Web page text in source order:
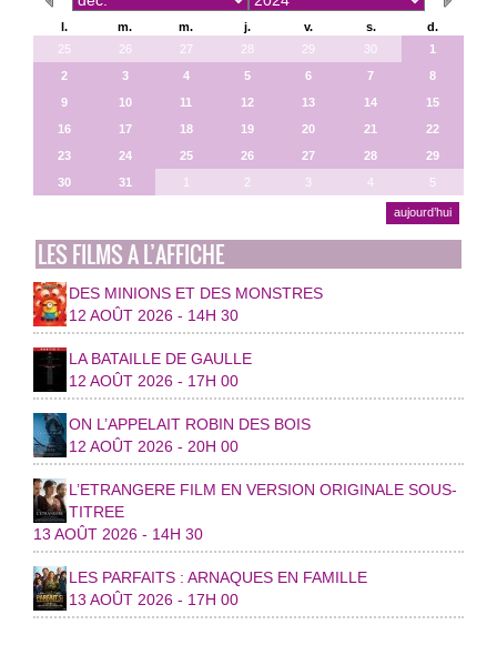
l. m. m. j. v. s.
d.
25
26 27 28 29 30
1
2
3 4 5 6 7
8
9
10 11 12 13 14
15
16
17 18 19 20 21
22
23
24 25 26 27 28
29
30
31 2 3 4 5
aujourd’hui
LES FILMS A L’AFFICHE
DES MINIONS ET DES MONSTRES
12 AOÛT 2026 - 14H 30
LA BATAILLE DE GAULLE
12 AOÛT 2026 - 17H 00
ON L’APPELAIT ROBIN DES BOIS
12 AOÛT 2026 - 20H 00
L’ETRANGERE FILM EN VERSION ORIGINALE SOUS-
TITREE
13 AOÛT 2026 - 14H 30
LES PARFAITS : ARNAQUES EN FAMILLE
13 AOÛT 2026 - 17H 00